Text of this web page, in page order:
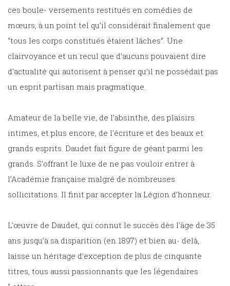
ces boule- versements restitués en comédies de
mœurs, à un point tel qu’il considérait finalement que
“tous les corps constitués étaient lâches”. Une
clairvoyance et un recul que d’aucuns pouvaient dire
d’actualité qui autorisent à penser qu’il ne possédait pas
un esprit partisan mais pragmatique.
Amateur de la belle vie, de l’absinthe, des plaisirs
intimes, et plus encore, de l’écriture et des beaux et
grands esprits. Daudet fait figure de géant parmi les
grands. S’offrant le luxe de ne pas vouloir entrer à
l’Académie française malgré de nombreuses
sollicitations. Il finit par accepter la Légion d’honneur.
L’œuvre de Daudet, qui connut le succès dès l’âge de 35
ans jusqu’à sa disparition (en 1897) et bien au- delà,
laisse un héritage d’exception de plus de cinquante
titres, tous aussi passionnants que les légendaires